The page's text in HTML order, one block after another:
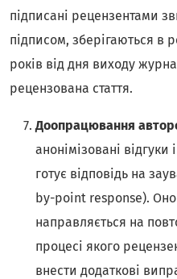
підписані рецензентами
підписом, зберігаються в
років від дня виходу
рецензована стаття.
Доопрацювання
анонімізовані відгуки
готує відповідь на
by-point response).
направляється на
процесі якого
внести додаткові